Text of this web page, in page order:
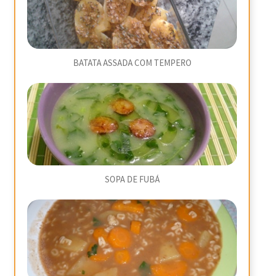
BATATA ASSADA COM TEMPERO
SOPA DE FUBÁ